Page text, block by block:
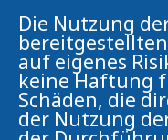
Die Nutzung
auf eigenes
keine Haftung
Schäden, die
der Nutzung